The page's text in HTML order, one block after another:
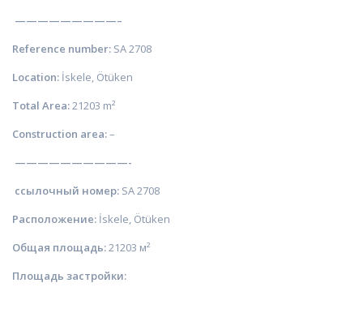
—————————–
Reference number: SA 2708
Location: İskele, Ötüken
Total Area:21203 m²
Construction area:–
——————————-
ссылочный номер: SA 2708
Расположение: İskele, Ötüken
Общая площадь:21203 м²
Площадь застройки: